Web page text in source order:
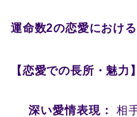
運命数2の恋愛における
【恋愛での長所・魅力】
深い愛情表現：
相